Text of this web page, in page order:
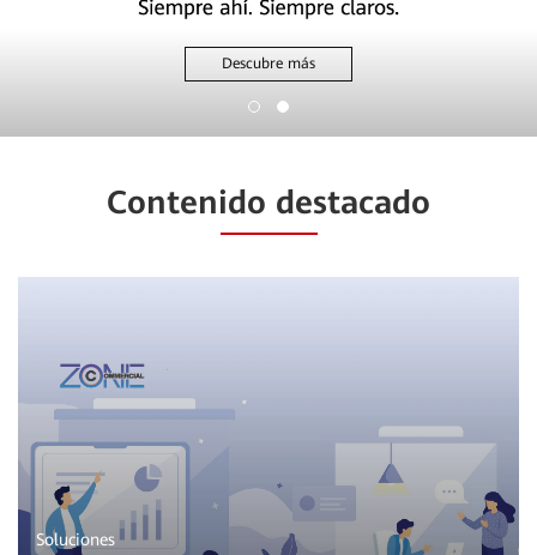
Descubre más
Contenido destacado
Soluciones